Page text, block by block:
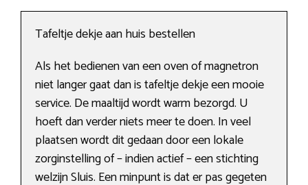
Tafeltje dekje aan huis bestellen
Als het bedienen van een oven of magnetron
niet langer gaat dan is tafeltje dekje een mooie
service. De maaltijd wordt warm bezorgd. U
hoeft dan verder niets meer te doen. In veel
plaatsen wordt dit gedaan door een lokale
zorginstelling of – indien actief – een stichting
welzijn Sluis. Een minpunt is dat er pas gegeten